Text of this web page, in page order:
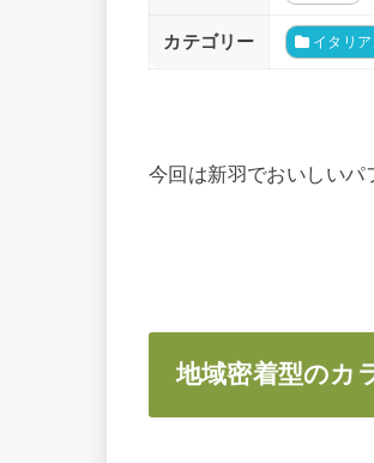
カテゴリー イタリア
今回は新羽でおいしいパ
地域密着型の